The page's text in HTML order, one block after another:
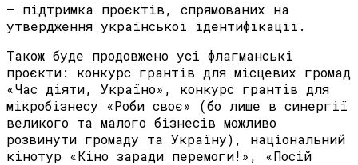
– підтримка проєктів, спрямованих на
утвердження української ідентифікації.
Також буде продовжено усі флагманські
проєкти: конкурс грантів для місцевих громад
«Час діяти, Україно», конкурс грантів для
мікробізнесу «Роби своє» (бо лише в синергії
великого та малого бізнесів можливо
розвинути громаду та Україну), національний
кінотур «Кіно заради перемоги!», «Посій